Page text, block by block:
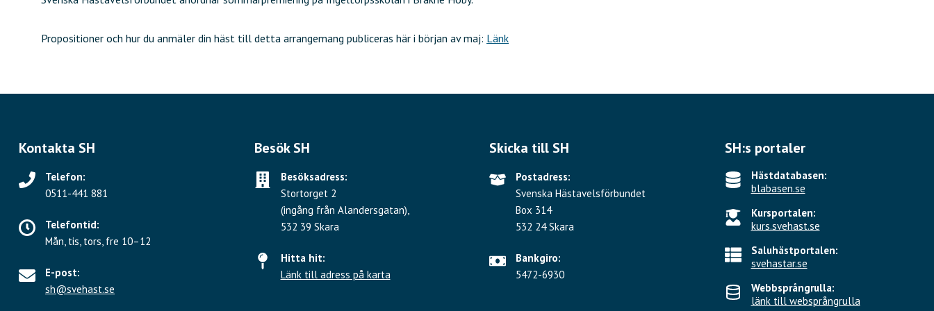
Propositioner och hur du anmäler din häst till detta arrangemang publiceras här i början av maj: Länk
Kontakta SH
Telefon:
0511-441 881
Telefontid:
Mån, tis, tors, fre 10–12
E-post:
sh@svehast.se
Besök SH
Besöksadress:
Stortorget 2
(ingång från Alandersgatan),
532 39 Skara
Hitta hit:
Länk till adress på karta
Skicka till SH
Postadress:
Svenska Hästavelsförbundet
Box 314
532 24 Skara
Bankgiro:
5472-6930
SH:s portaler
Hästdatabasen:
blabasen.se
Kursportalen:
kurs.svehast.se
Saluhästportalen:
svehastar.se
Webbsprångrulla:
länk till websprångrulla